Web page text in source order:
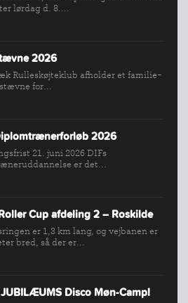
lørdag d. 8....
2026
Rulleskøjteklub afholder et familie-
for...
2026
21. juni 2026 DIFs
er det...
Cup afdeling 2 – Roskilde
er 1,3 km lang, og vejbanen er
bred, så der er...
Disco Møn-Camp!